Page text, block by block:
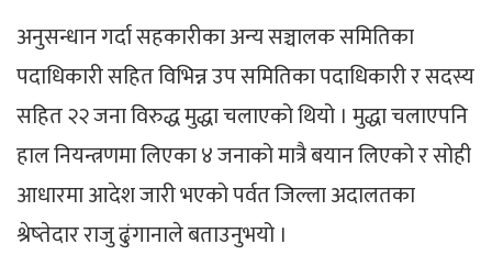
अनुसन्धान गर्दा सहकारीका अन्य सञ्चालक समितिका
पदाधिकारी सहित विभिन्न उप समितिका पदाधिकारी र सदस्य
सहित २२ जना विरुद्ध मुद्धा चलाएको थियो । मुद्धा चलाएपनि
हाल नियन्त्रणमा लिएका ४ जनाको मात्रै बयान लिएको र सोही
आधारमा आदेश जारी भएको पर्वत जिल्ला अदालतका
श्रेष्तेदार राजु ढुंगानाले बताउनुभयो ।